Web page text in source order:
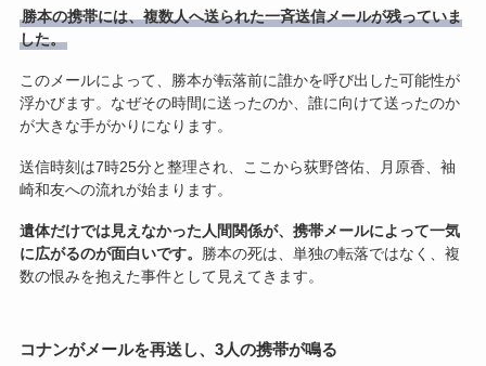
勝本の携帯には、複数人へ送られた一斉送信メールが残っていま
した。
このメールによって、勝本が転落前に誰かを呼び出した可能性が
浮かびます。なぜその時間に送ったのか、誰に向けて送ったのか
が大きな手がかりになります。
送信時刻は7時25分と整理され、ここから荻野啓佑、月原香、袖
崎和友への流れが始まります。
遺体だけでは見えなかった人間関係が、携帯メールによって一気
に広がるのが面白いです。
勝本の死は、単独の転落ではなく、複
数の恨みを抱えた事件として見えてきます。
コナンがメールを再送し、3人の携帯が鳴る